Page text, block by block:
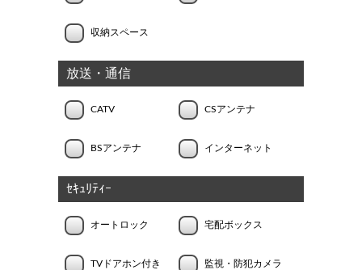
収納スペース
放送・通信
CATV CSアンテナ
BSアンテナ インターネット
ｾｷｭﾘﾃｨｰ
オートロック 宅配ボックス
TVドアホン付き 監視・防犯カメラ